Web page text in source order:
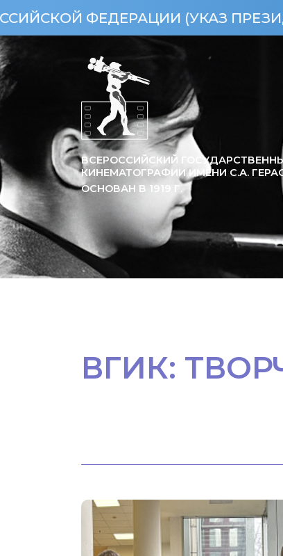
(УКАЗ ПРЕЗИДЕНТА РФ ОТ
ВСЕРОССИЙСКИЙ
КИНЕМАТОГРАФИИ ИМЕНИ С.А.
ОСНОВАН В 1919 Г.
ВГИК: